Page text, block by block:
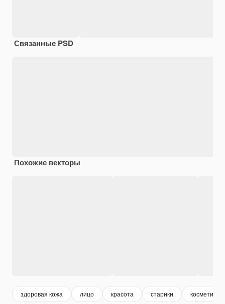
Связанные PSD
Похожие векторы
здоровая кожа лицо красота старики косметика